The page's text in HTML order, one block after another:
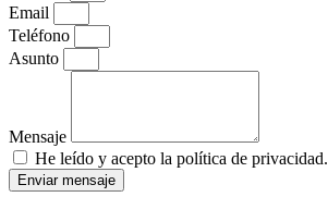
Email
Teléfono
Asunto
Mensaje
He leído y acepto la política de privacidad.
Enviar mensaje